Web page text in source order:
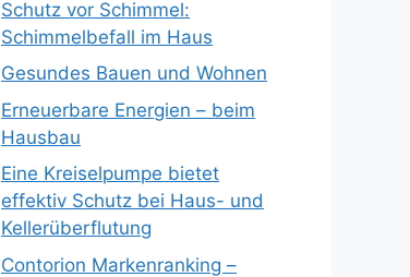
Schutz vor Schimmel:
Schimmelbefall im Haus
Gesundes Bauen und Wohnen
Erneuerbare Energien – beim
Hausbau
Eine Kreiselpumpe bietet
effektiv Schutz bei Haus- und
Kellerüberflutung
Contorion Markenranking –